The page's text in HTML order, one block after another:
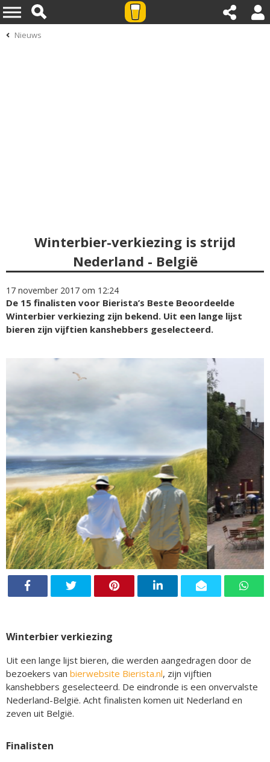
Nieuws
Winterbier-verkiezing is strijd
Nederland - België
17 november 2017 om 12:24
De 15 finalisten voor Bierista’s Beste Beoordeelde
Winterbier verkiezing zijn bekend. Uit een lange lijst
bieren zijn vijftien kanshebbers geselecteerd.
Winterbier verkiezing
Uit een lange lijst bieren, die werden aangedragen door de
bezoekers van bierwebsite Bierista.nl, zijn vijftien
kanshebbers geselecteerd. De eindronde is een onvervalste
Nederland-België. Acht finalisten komen uit Nederland en
zeven uit België.
Finalisten